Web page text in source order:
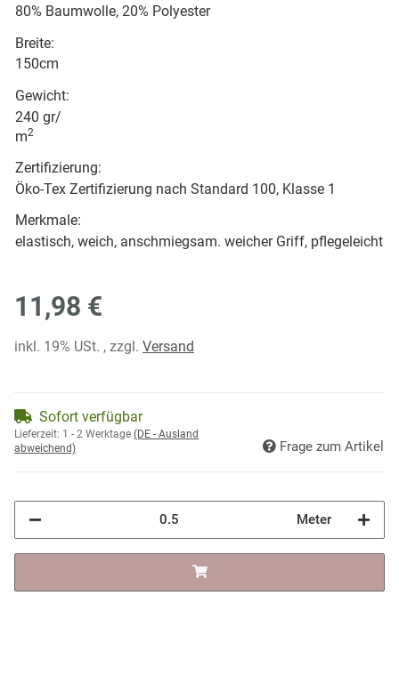
80% Baumwolle, 20% Polyester
Breite:
150cm
Gewicht:
240 gr/
m2
Zertifizierung:
Öko-Tex Zertifizierung nach Standard 100, Klasse 1
Merkmale:
elastisch, weich, anschmiegsam. weicher Griff, pflegeleicht
11,98 €
inkl. 19% USt. , zzgl. Versand
Sofort verfügbar
Lieferzeit: 1 - 2 Werktage (DE - Ausland
abweichend)
Frage zum Artikel
Meter